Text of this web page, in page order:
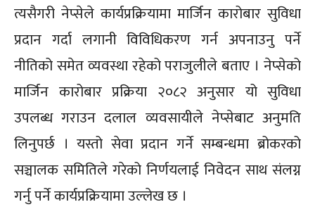
त्यसैगरी नेप्सेले कार्यप्रक्रियामा मार्जिन कारोबार सुविधा
प्रदान गर्दा लगानी विविधिकरण गर्न अपनाउनु पर्ने
नीतिको समेत व्यवस्था रहेको पराजुलीले बताए । नेप्सेको
मार्जिन कारोबार प्रक्रिया २०८२ अनुसार यो सुविधा
उपलब्ध गराउन दलाल व्यवसायीले नेप्सेबाट अनुमति
लिनुपर्छ । यस्तो सेवा प्रदान गर्ने सम्बन्धमा ब्रोकरको
सञ्चालक समितिले गरेको निर्णयलाई निवेदन साथ संलग्न
गर्नु पर्ने कार्यप्रक्रियामा उल्लेख छ ।